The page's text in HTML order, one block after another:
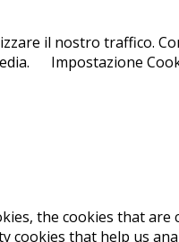
il nostro traffico.
Impostazione
the cookies that are
that help us